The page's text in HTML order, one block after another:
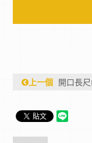
上一個 開口長